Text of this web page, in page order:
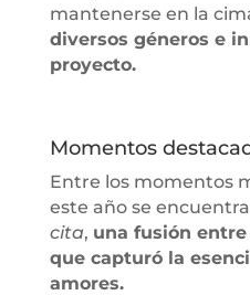
mantenerse en la
diversos géneros e
proyecto.
Momentos
Entre los momentos
este año se
cita, una fusión
que capturó la
amores.